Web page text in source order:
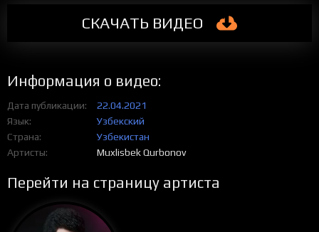
СКАЧАТЬ ВИДЕО
Информация о видео:
Дата публикации
22.04.2021
Язык
Узбекский
Страна
Узбекистан
Артисты
Muxlisbek Qurbonov
Перейти на страницу артиста